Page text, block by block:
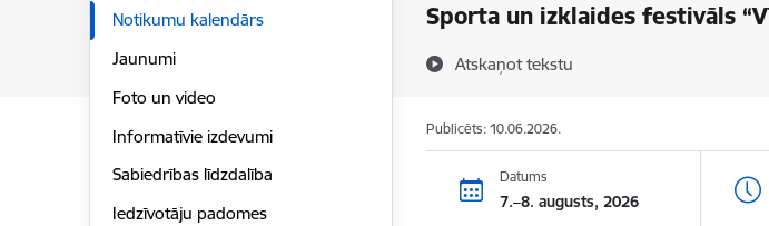
Sporta un izklaides festivāls
Atskaņot tekstu
Notikumu kalendārs
Jaunumi
Foto un video
Informatīvie izdevumi
Sabiedrības līdzdalība
Iedzīvotāju padomes
Publicēts: 10.06.2026.
Datums
7.–8. augusts, 2026